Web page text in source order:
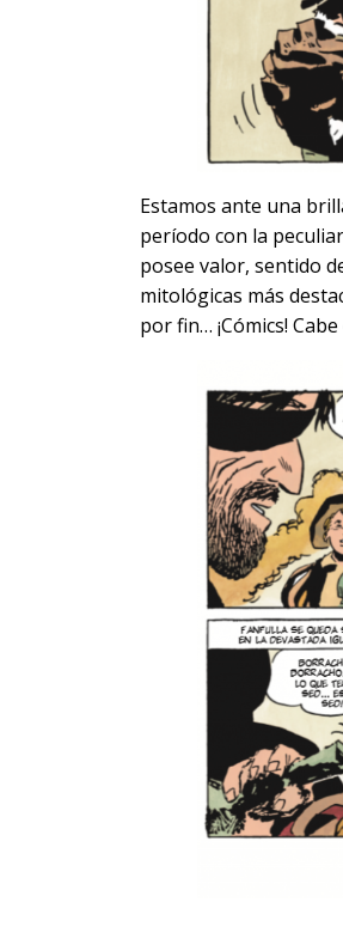
Estamos ante una
período con la
posee valor, sentido
mitológicas más
por fin… ¡Cómics!